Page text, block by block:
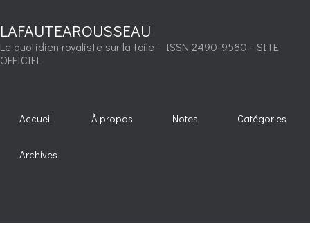
LAFAUTEAROUSSEAU
Le quotidien royaliste sur la toile - ISSN 2490-9580 - SITE
OFFICIEL
Accueil À propos Notes Catégories
Archives